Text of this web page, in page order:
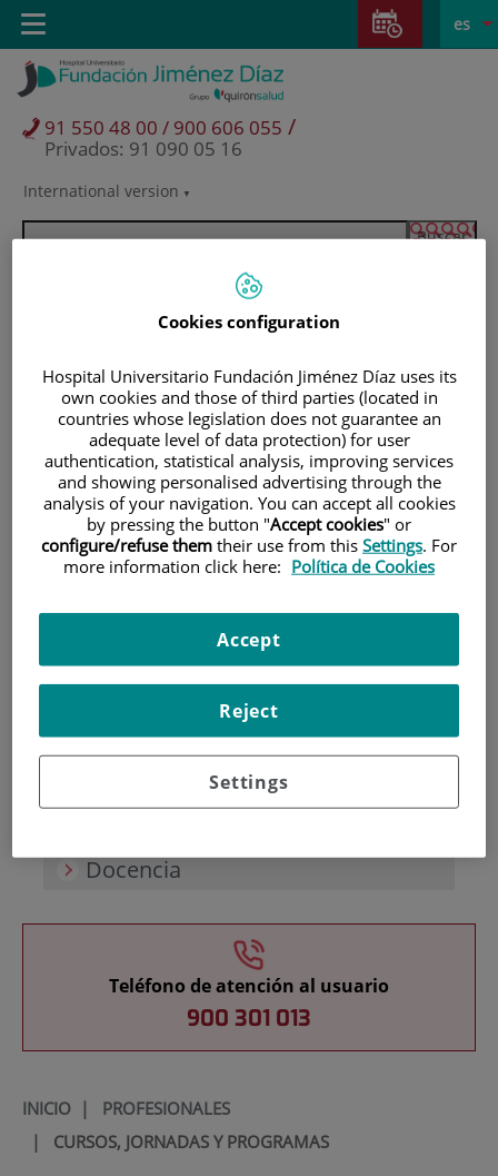
Saltar al contenido
Saltar
contenido
Selector
idioma
activo
es
International version
91 550 48 00 / 900 606 055 /
Privados: 91 090 05 16
Toggle
navigation
Pacientes y visitantes
Investigación
Docencia
Teléfono de atención al usuario
900 301 013
INICIO| PROFESIONALES
| CURSOS, JORNADAS Y PROGRAMAS
Cookies configuration
Hospital Universitario Fundación Jiménez Díaz uses its
own cookies and those of third parties (located in
countries whose legislation does not guarantee an
adequate level of data protection) for user
authentication, statistical analysis, improving services
and showing personalised advertising through the
analysis of your navigation. You can accept all cookies
by pressing the button "Accept cookies" or
configure/refuse them their use from this Settings. For
more information click here: Política de Cookies
Settings
Reject
Accept